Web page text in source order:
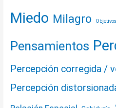
Miedo Milagro Objetivos
Pensamientos
Percepción corregida /
Percepción